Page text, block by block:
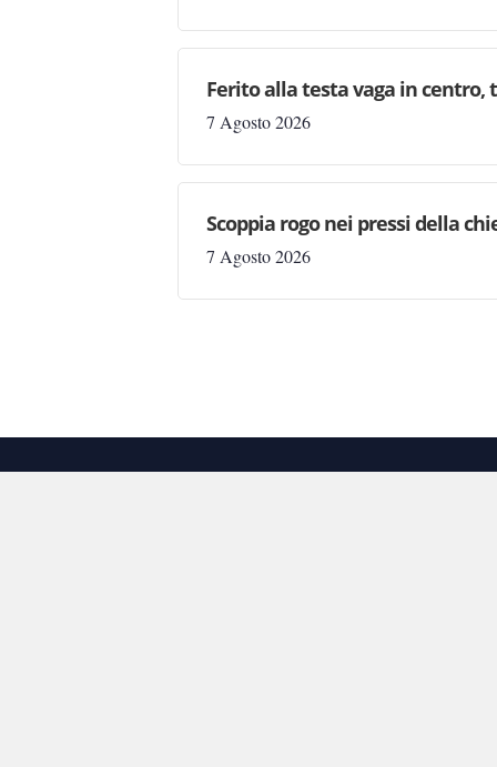
Ferito alla testa vaga in centro,
7 Agosto 2026
Scoppia rogo nei pressi della
7 Agosto 2026